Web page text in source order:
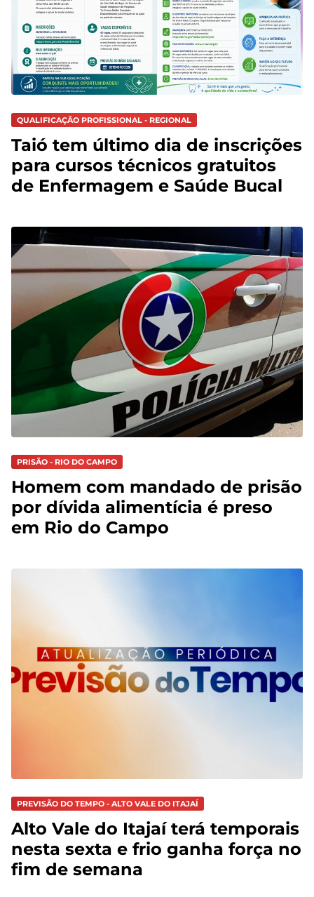
QUALIFICAÇÃO PROFISSIONAL - REGIONAL
Taió tem último dia de inscrições
para cursos técnicos gratuitos
de Enfermagem e Saúde Bucal
PRISÃO - RIO DO CAMPO
Homem com mandado de prisão
por dívida alimentícia é preso
em Rio do Campo
PREVISÃO DO TEMPO - ALTO VALE DO ITAJAÍ
Alto Vale do Itajaí terá temporais
nesta sexta e frio ganha força no
fim de semana